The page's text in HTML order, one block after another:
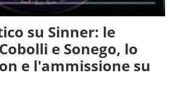
su Sinner: le
e Sonego, lo
e l'ammissione su